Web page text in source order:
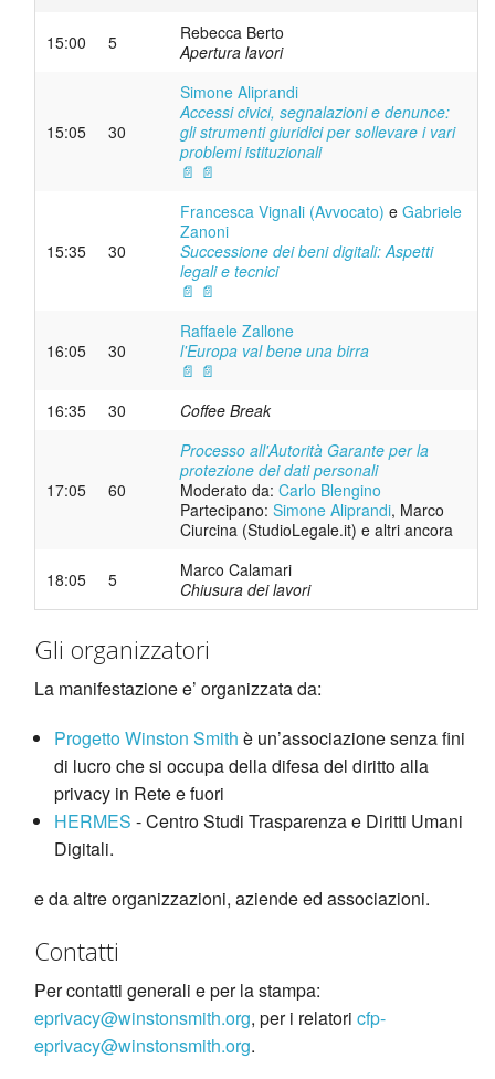
15:00 5
Rebecca Berto
Apertura lavori
15:05 30
Simone Aliprandi
Accessi civici, segnalazioni e denunce:
gli strumenti giuridici per sollevare i vari
problemi istituzionali
📄 📄
15:35 30
Francesca Vignali (Avvocato) e Gabriele
Zanoni
Successione dei beni digitali: Aspetti
legali e tecnici
📄 📄
16:05 30
Raffaele Zallone
l'Europa val bene una birra
📄 📄
16:35
30 Coffee Break
17:05 60
Processo all'Autorità Garante per la
protezione dei dati personali
Moderato da: Carlo Blengino
Partecipano: Simone Aliprandi, Marco
Ciurcina (StudioLegale.it) e altri ancora
18:05 5
Marco Calamari
Chiusura dei lavori
Gli organizzatori
La manifestazione e’ organizzata da:
Progetto Winston Smith è un’associazione senza fini
di lucro che si occupa della difesa del diritto alla
privacy in Rete e fuori
HERMES - Centro Studi Trasparenza e Diritti Umani
Digitali.
e da altre organizzazioni, aziende ed associazioni.
Contatti
Per contatti generali e per la stampa:
eprivacy@winstonsmith.org, per i relatori cfp-
eprivacy@winstonsmith.org.